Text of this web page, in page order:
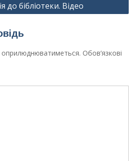
до бібліотеки. Відео
Обов’язкові